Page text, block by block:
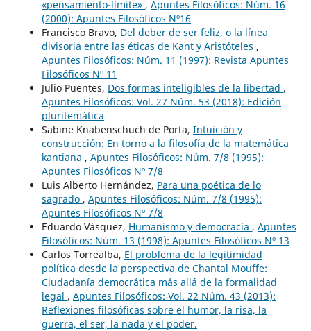
«pensamiento-límite» , Apuntes Filosóficos: Núm. 16
(2000): Apuntes Filosóficos Nº16
Francisco Bravo, Del deber de ser feliz, o la línea
divisoria entre las éticas de Kant y Aristóteles ,
Apuntes Filosóficos: Núm. 11 (1997): Revista Apuntes
Filosóficos Nº 11
Julio Puentes, Dos formas inteligibles de la libertad ,
Apuntes Filosóficos: Vol. 27 Núm. 53 (2018): Edición
pluritemática
Sabine Knabenschuch de Porta, Intuición y
construcción: En torno a la filosofía de la matemática
kantiana , Apuntes Filosóficos: Núm. 7/8 (1995):
Apuntes Filosóficos Nº 7/8
Luis Alberto Hernández, Para una poética de lo
sagrado , Apuntes Filosóficos: Núm. 7/8 (1995):
Apuntes Filosóficos Nº 7/8
Eduardo Vásquez, Humanismo y democracía , Apuntes
Filosóficos: Núm. 13 (1998): Apuntes Filosóficos Nº 13
Carlos Torrealba, El problema de la legitimidad
política desde la perspectiva de Chantal Mouffe:
Ciudadanía democrática más allá de la formalidad
legal , Apuntes Filosóficos: Vol. 22 Núm. 43 (2013):
Reflexiones filosóficas sobre el humor, la risa, la
guerra, el ser, la nada y el poder.